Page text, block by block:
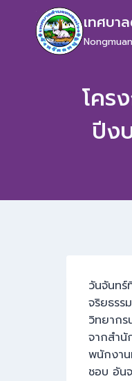
เทศบา
โคร
ปีง
วันจันท
จริยธรร
วิทยาก
จากสำนั
พนักงาน
ชอบ อัน